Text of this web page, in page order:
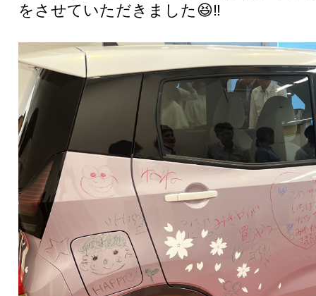
をさせていただきました😆‼️